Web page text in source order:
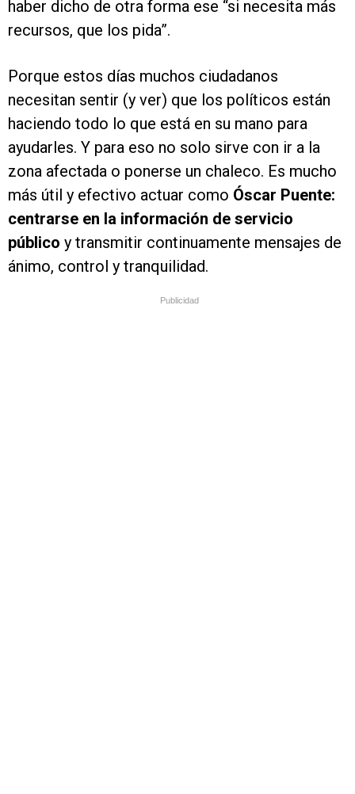
haber dicho de otra forma ese “si necesita más
recursos, que los pida”.
Porque estos días muchos ciudadanos
necesitan sentir (y ver) que los políticos están
haciendo todo lo que está en su mano para
ayudarles. Y para eso no solo sirve con ir a la
zona afectada o ponerse un chaleco. Es mucho
más útil y efectivo actuar como Óscar Puente:
centrarse en la información de servicio
público y transmitir continuamente mensajes de
ánimo, control y tranquilidad.
Publicidad